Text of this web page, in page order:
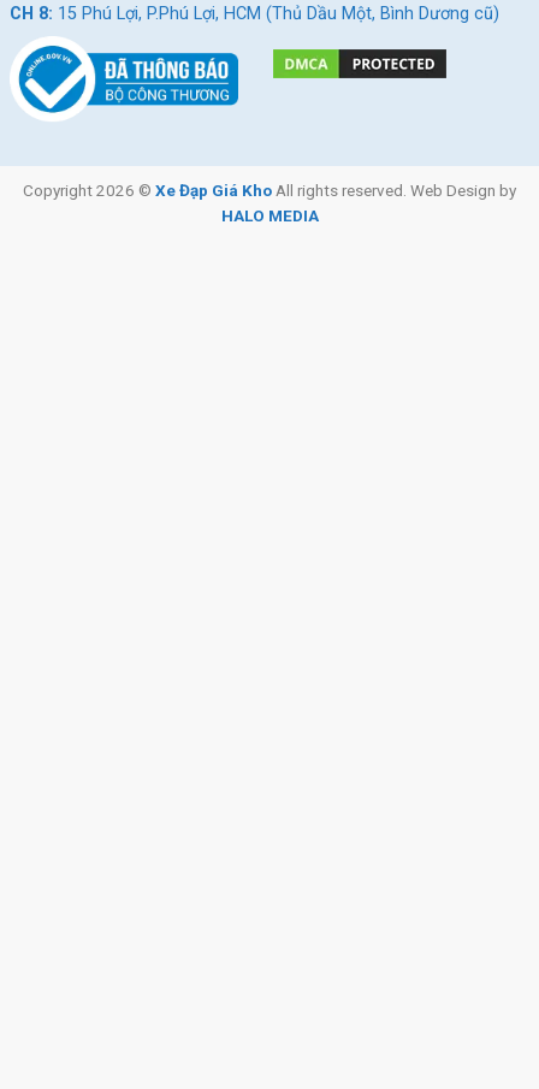
CH 8: 15 Phú Lợi, P.Phú Lợi, HCM (Thủ Dầu Một, Bình Dương cũ)
Copyright 2026 © Xe Đạp Giá Kho All rights reserved. Web Design by
HALO MEDIA